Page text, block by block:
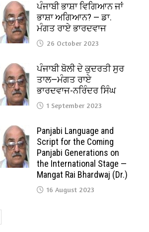
ਪੰਜਾਬੀ ਭਾਸ਼ਾ ਵਿਗਿਆਨ ਜਾਂ
ਭਾਸ਼ਾ ਅਗਿਆਨ? — ਡਾ.
ਮੰਗਤ ਰਾਏ ਭਾਰਦਵਾਜ
26 October 2023
ਪੰਜਾਬੀ ਬੋਲੀ ਦੇ ਕੁਦਰਤੀ ਸੁਰ
ਤਾਲ—ਮੰਗਤ ਰਾਏ
ਭਾਰਦਵਾਜ-ਨਰਿੰਦਰ ਸਿੰਘ
1 September 2023
Panjabi Language and
Script for the Coming
Panjabi Generations on
the International Stage —
Mangat Rai Bhardwaj (Dr.)
16 August 2023